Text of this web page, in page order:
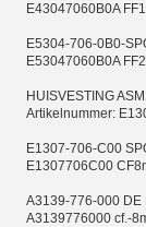
E43047060B0A
E5304-706-0B0-
E53047060B0A
HUISVESTING
Artikelnummer:
E1307-706-C00
E1307706C00
A3139-776-000 DE
A3139776000 cf.-